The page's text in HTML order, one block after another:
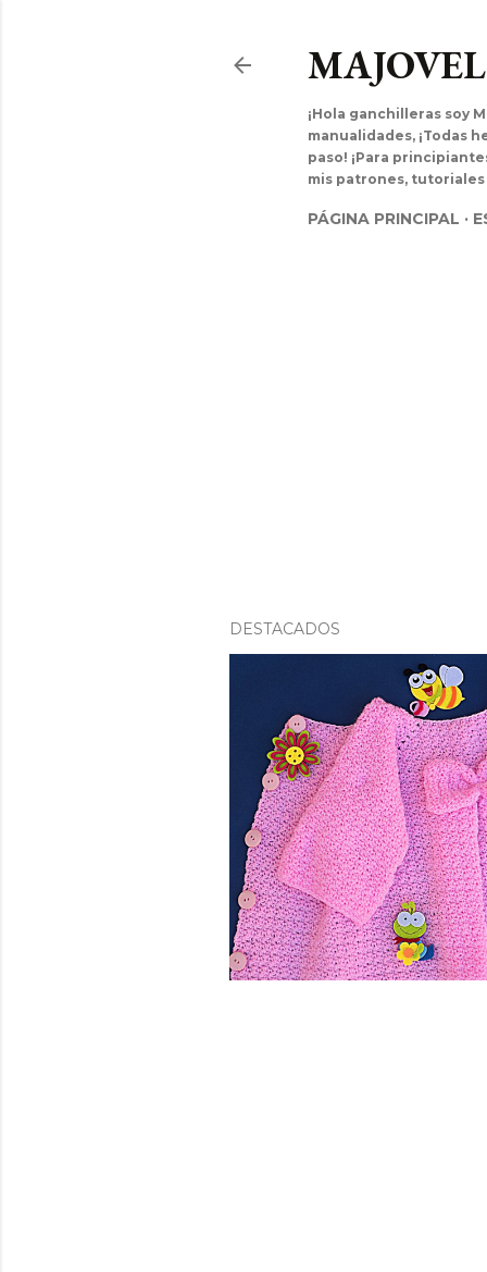
¡Hola ganchilleras soy
manualidades, ¡Todas
paso! ¡Para
mis patrones, tutoriales
PÁGINA PRINCIPAL
DESTACADOS